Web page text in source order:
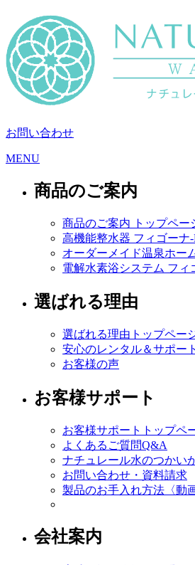
お問い合わせ
MENU
商品のご案内
商品のご案内 トップペー
高機能整水器 フィゴーナ
オーダーメイド温泉ホー
電解水素浴システム フィ
選ばれる理由
選ばれる理由トップペー
安心のレンタル＆サポート
お客様の声
お客様サポート
お客様サポートトップペ
よくあるご質問Q&A
ナチュレール水のつかい
お問い合わせ・資料請求
製品のお手入れ方法〈動画
会社案内